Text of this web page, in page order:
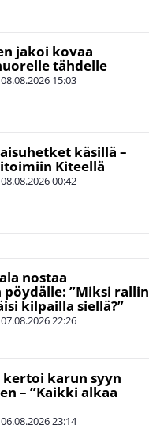
jakoi kovaa
tähdelle
08.08.2026 15:03
käsillä –
Kiteellä
08.08.202600:42
nostaa
”Miksi rallin
kilpailla siellä?”
07.08.2026 22:26
karun syyn
– ”Kaikki alkaa
06.08.2026 23:14